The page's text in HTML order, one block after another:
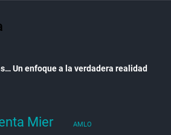
Un enfoque a la verdadera realidad
Mier AMLO